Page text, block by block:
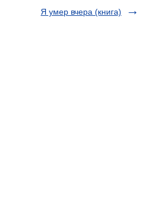
Я умер вчера (книга)